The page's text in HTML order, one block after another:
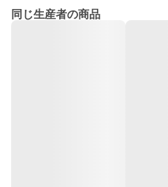
同じ生産者の商品